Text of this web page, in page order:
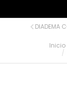
Estás aquí:Inicio